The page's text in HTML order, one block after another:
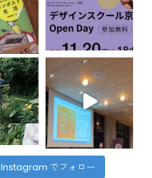
Instagram でフォロー